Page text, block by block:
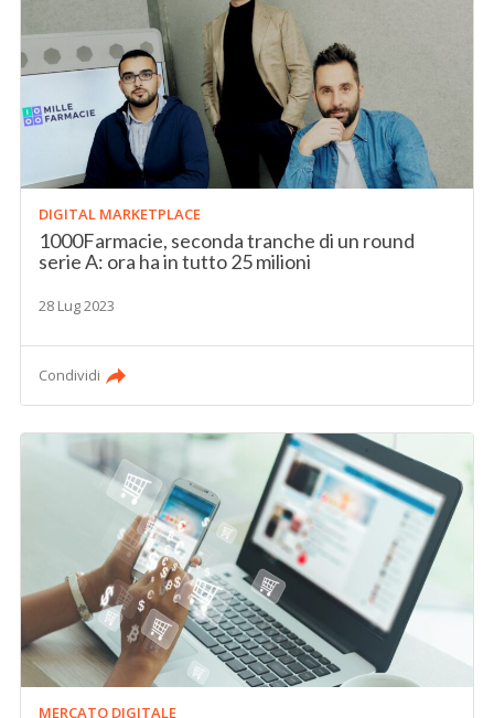
DIGITAL MARKETPLACE
1000Farmacie, seconda tranche di un round
serie A: ora ha in tutto 25 milioni
28 Lug 2023
Condividi
MERCATO DIGITALE